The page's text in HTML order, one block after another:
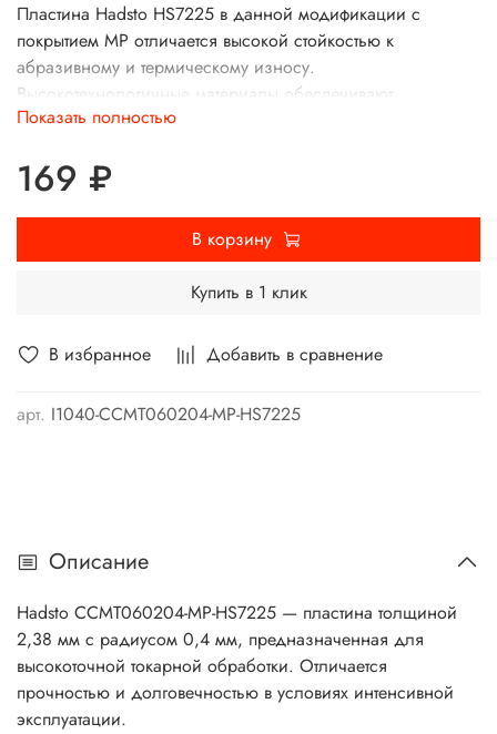
В избранное Добавить в сравнение
арт. I1040-CCMT060204-MP-HS7225
Пластина Hadsto HS7225 в данной модификации с
покрытием MP отличается высокой стойкостью к
абразивному и термическому износу.
Высокотехнологичные материалы обеспечивают
стабильность режущей кромки и позволяют проводить
нержавейках.
Покрытие MP защищает от коррозии и образования
Показать полностью
169 ₽
В корзину
Купить в 1 клик
Описание
Hadsto CCMT060204-MP-HS7225 — пластина толщиной
2,38 мм с радиусом 0,4 мм, предназначенная для
высокоточной токарной обработки. Отличается
прочностью и долговечностью в условиях интенсивной
эксплуатации.